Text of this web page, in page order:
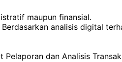
maupun finansial.
analisis digital
dan Analisis